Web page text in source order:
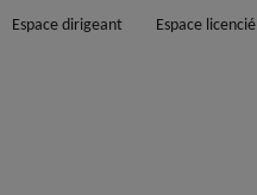
Espace dirigeant Espace licencié